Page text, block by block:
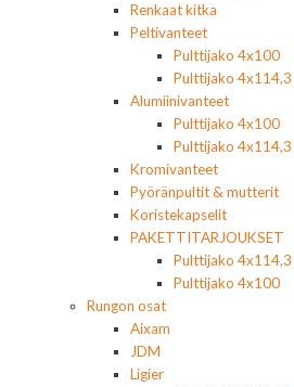
Renkaat kitka
Peltivanteet
Pulttijako 4x100
Pulttijako 4x114,3
Alumiinivanteet
Pulttijako 4x100
Pulttijako 4x114,3
Kromivanteet
Pyöränpultit & mutterit
Koristekapselit
PAKETTITARJOUKSET
Pulttijako 4x114,3
Pulttijako 4x100
Rungon osat
Aixam
JDM
Ligier